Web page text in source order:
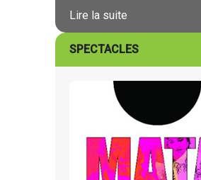
Lire la suite
SPECTACLES